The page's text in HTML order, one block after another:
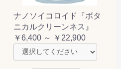
ナノソイコロイド『ボタ
ニカルクリーンネス』
￥6,400 ～ ￥22,900